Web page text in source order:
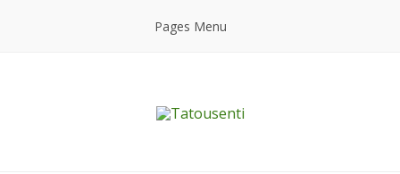
Pages Menu